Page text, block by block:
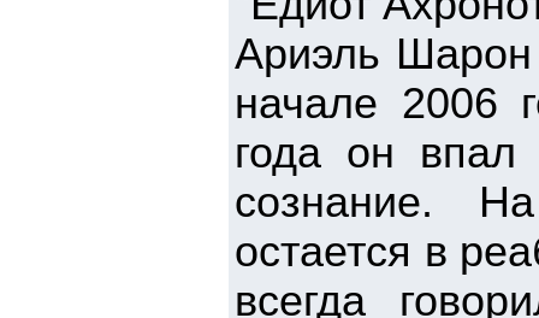
Ариэль Шарон
начале 2006
года он
сознание.
остается в
всегда